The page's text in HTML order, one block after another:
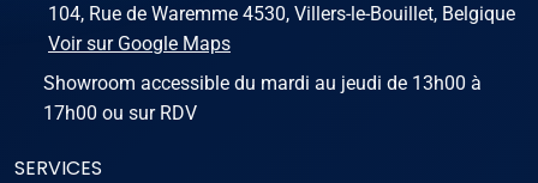
104, Rue de Waremme 4530, Villers-le-Bouillet, Belgique
Voir sur Google Maps
Showroom accessible du mardi au jeudi de 13h00 à
17h00 ou sur RDV
SERVICES